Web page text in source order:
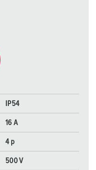
IP54
16 A
4 p
500 V